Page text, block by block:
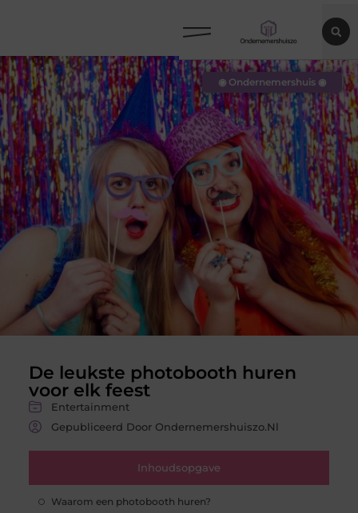
De leukste photobooth huren
voor elk feest
Entertainment
Gepubliceerd Door Ondernemershuiszo.nl
Inhoudsopgave
Waarom een photobooth huren?
◉ Ondernemershuis ◉